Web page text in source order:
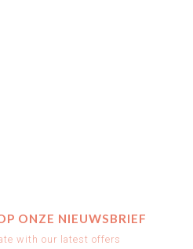
ONZE NIEUWSBRIEF
with our latest offers